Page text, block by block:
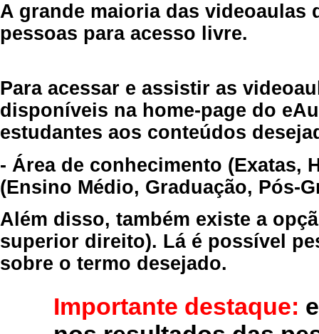
A grande maioria das videoaulas
pessoas para acesso livre.
Para acessar e assistir as
disponíveis na home-page do
estudantes aos conteúdos
- Área de conhecimento (Exatas,
(Ensino Médio, Graduação, Pós-
Além disso, também existe a
superior direito). Lá é possível
sobre o termo desejado.
Importante destaque: